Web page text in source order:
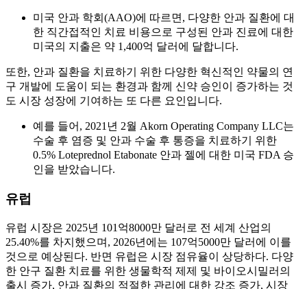
미국 안과 학회(AAO)에 따르면, 다양한 안과 질환에 대
한 직간접적인 치료 비용으로 구성된 안과 진료에 대한
미국의 지출은 약 1,400억 달러에 달합니다.
또한, 안과 질환을 치료하기 위한 다양한 혁신적인 약물의 연
구 개발에 도움이 되는 환경과 함께 신약 승인이 증가하는 것
도 시장 성장에 기여하는 또 다른 요인입니다.
예를 들어, 2021년 2월 Akorn Operating Company LLC는
수술 후 염증 및 안과 수술 후 통증을 치료하기 위한
0.5% Loteprednol Etabonate 안과 젤에 대한 미국 FDA 승
인을 받았습니다.
유럽
유럽 ​​시장은 2025년 101억8000만 달러로 전 세계 산업의
25.40%를 차지했으며, 2026년에는 107억5000만 달러에 이를
것으로 예상된다. 반면 유럽은 시장 점유율이 상당하다. 다양
한 안구 질환 치료를 위한 생물학적 제제 및 바이오시밀러의
출시 증가, 안과 질환의 적절한 관리에 대한 강조 증가, 시장